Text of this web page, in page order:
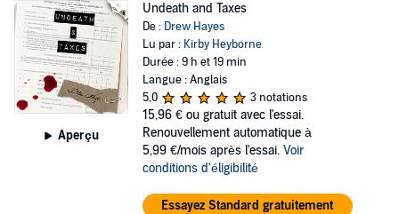
Aperçu
Undeath and Taxes
De : Drew Hayes
Lu par : Kirby Heyborne
Durée : 9 h et 19 min
Langue : Anglais
5,0
3 notations
15,96 € ou gratuit avec l'essai.
Renouvellement automatique à
5,99 €/mois après l'essai. Voir
conditions d'éligibilité
Essayez Standard gratuitement